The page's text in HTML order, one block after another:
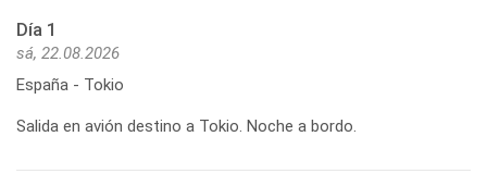
Día 1
sá, 22.08.2026
España - Tokio
Salida en avión destino a Tokio. Noche a bordo.